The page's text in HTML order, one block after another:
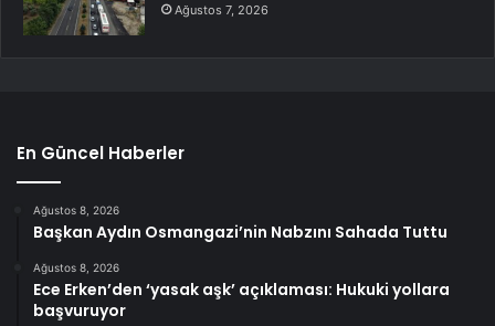
Ağustos 7, 2026
En Güncel Haberler
Ağustos 8, 2026
Başkan Aydın Osmangazi’nin Nabzını Sahada Tuttu
Ağustos 8, 2026
Ece Erken’den ‘yasak aşk’ açıklaması: Hukuki yollara
başvuruyor